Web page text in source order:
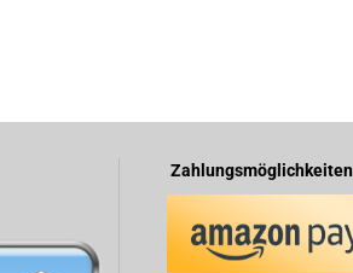
Zahlungsmöglichkeiten